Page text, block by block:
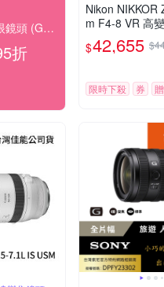
下殺95折⇓ 單眼鏡頭 (GZW)
折
Nikon NIKKOR
m F4-8 VR 高
公司貨
$42,655
限時下殺 券